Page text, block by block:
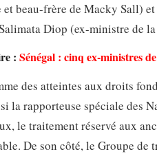
beau-frère de Macky Sall)
Diop (ex-ministre de
: Sénégal : cinq ex-ministres
des atteintes aux droits
la rapporteuse spéciale des
le traitement réservé aux
De son côté, le Groupe